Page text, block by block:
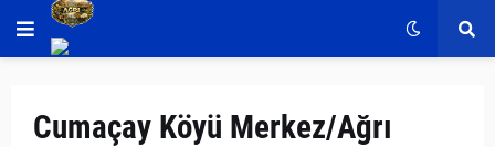
Cumaçay Köyü Merkez/Ağrı